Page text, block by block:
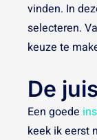
vinden. In
selecteren.
keuze te
De
Een goede
keek ik eerst